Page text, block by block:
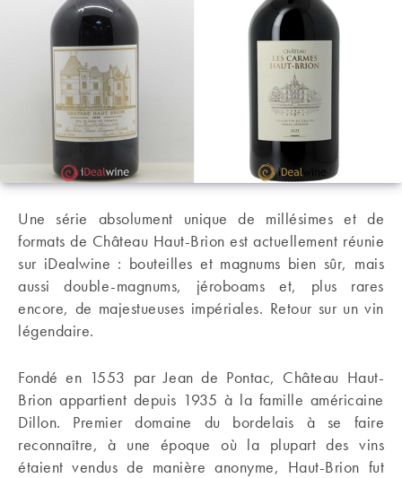
Une série absolument unique de millésimes et de
formats de Château Haut-Brion est actuellement réunie
sur iDealwine : bouteilles et magnums bien sûr, mais
aussi double-magnums, jéroboams et, plus rares
encore, de majestueuses impériales. Retour sur un vin
légendaire.
Fondé en 1553 par Jean de Pontac, Château Haut-
Brion appartient depuis 1935 à la famille américaine
Dillon. Premier domaine du bordelais à se faire
reconnaître, à une époque où la plupart des vins
étaient vendus de manière anonyme, Haut-Brion fut